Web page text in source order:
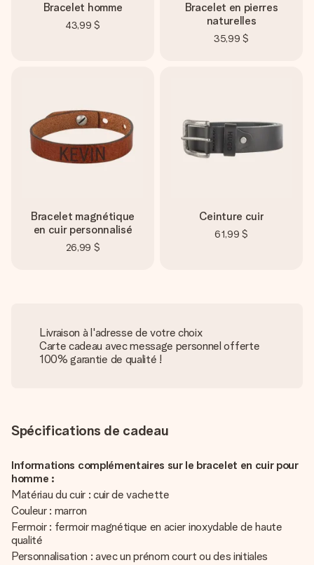
Bracelet homme
43,99 $
Bracelet en pierres
naturelles
35,99 $
Bracelet magnétique
en cuir personnalisé
26,99 $
Ceinture cuir
61,99 $
Livraison à l'adresse de votre choix
Carte cadeau avec message personnel offerte
100% garantie de qualité !
Spécifications de cadeau
Informations complémentaires sur le bracelet en cuir pour
homme :
Matériau du cuir : cuir de vachette
Couleur : marron
Fermoir : fermoir magnétique en acier inoxydable de haute
qualité
Personnalisation : avec un prénom court ou des initiales